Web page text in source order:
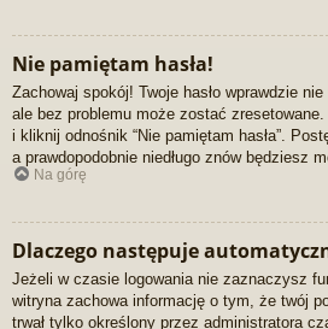
Nie pamiętam hasła!
Zachowaj spokój! Twoje hasło wprawdzie
ale bez problemu może zostać
i kliknij odnośnik “Nie pamiętam hasła”.
a prawdopodobnie niedługo znów będziesz
Na górę
Dlaczego następuje
Jeżeli w czasie logowania nie zaznaczysz
witryna zachowa informację o tym, że twój
trwał tylko określony przez administratora